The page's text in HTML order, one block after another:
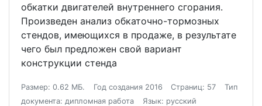
обкатки двигателей внутреннего сгорания.
Произведен анализ обкаточно-тормозных
стендов, имеющихся в продаже, в результате
чего был предложен свой вариант
конструкции стенда
Размер: 0.62 МБ. Год создания 2016 Страниц: 57
Тип
документа: дипломная работа
Язык: русский